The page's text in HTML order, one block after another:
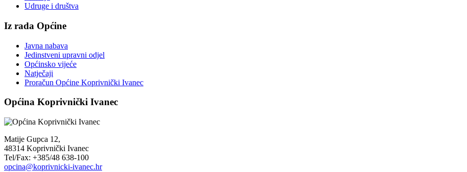
Udruge i društva
Iz rada Općine
Javna nabava
Jedinstveni upravni odjel
Općinsko vijeće
Natječaji
Proračun Općine Koprivnički Ivanec
Općina Koprivnički Ivanec
Matije Gupca 12,
48314 Koprivnički Ivanec
Tel/Fax: +385/48 638-100
opcina@koprivnicki-ivanec.hr